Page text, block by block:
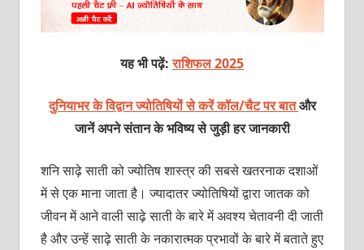
यह भी पढ़ें:राशिफल 2025
दुनियाभर के विद्वान ज्योतिषियों से करें कॉल/चैट पर बातऔर
जानें अपने संतान के भविष्य से जुड़ी हर जानकारी
शनि साढ़े साती को ज्योतिष शास्त्र की सबसे खतरनाक दशाओं
में से एक माना जाता है। ज्यादातर ज्योतिषियों द्वारा जातक को
जीवन में आने वाली साढ़े साती के बारे में अवश्य चेतावनी दी जाती
है और उन्हें साढ़े साती के नकारात्मक प्रभावों के बारे में बताते हुए